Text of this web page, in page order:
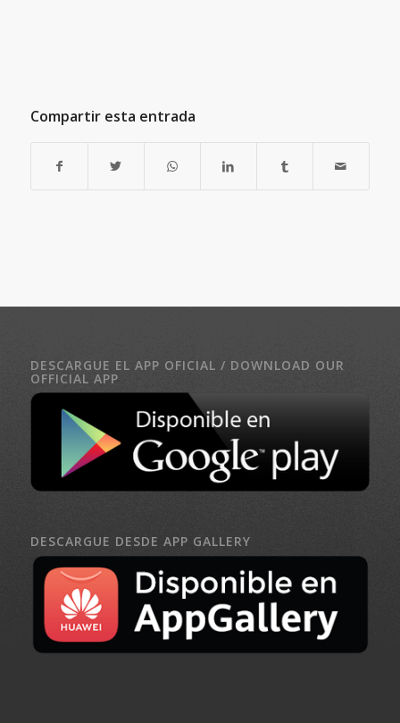
Compartir esta entrada
DESCARGUE EL APP OFICIAL / DOWNLOAD OUR
OFFICIAL APP
DESCARGUE DESDE APP GALLERY